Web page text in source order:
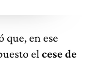
que, en ese
el cese de